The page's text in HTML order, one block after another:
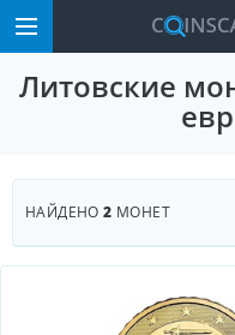
Литовские
НАЙДЕНО2 МОНЕТ